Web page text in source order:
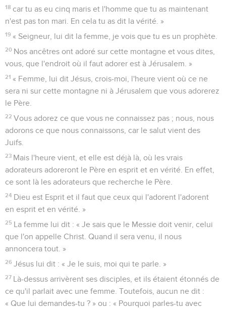
18 car tu as eu cinq maris et l'homme que tu as maintenant
n'est pas ton mari. En cela tu as dit la vérité. »
19 « Seigneur, lui dit la femme, je vois que tu es un prophète.
20 Nos ancêtres ont adoré sur cette montagne et vous dites,
vous, que l'endroit où il faut adorer est à Jérusalem. »
21 « Femme, lui dit Jésus, crois-moi, l'heure vient où ce ne
sera ni sur cette montagne ni à Jérusalem que vous adorerez
le Père.
22 Vous adorez ce que vous ne connaissez pas ; nous, nous
adorons ce que nous connaissons, car le salut vient des
Juifs.
23 Mais l'heure vient, et elle est déjà là, où les vrais
adorateurs adoreront le Père en esprit et en vérité. En effet,
ce sont là les adorateurs que recherche le Père.
24 Dieu est Esprit et il faut que ceux qui l'adorent l'adorent
en esprit et en vérité. »
25 La femme lui dit : « Je sais que le Messie doit venir, celui
que l'on appelle Christ. Quand il sera venu, il nous
annoncera tout. »
26 Jésus lui dit : « Je le suis, moi qui te parle. »
27 Là-dessus arrivèrent ses disciples, et ils étaient étonnés de
ce qu'il parlait avec une femme. Toutefois, aucun ne dit :
« Que lui demandes-tu ? » ou : « Pourquoi parles-tu avec